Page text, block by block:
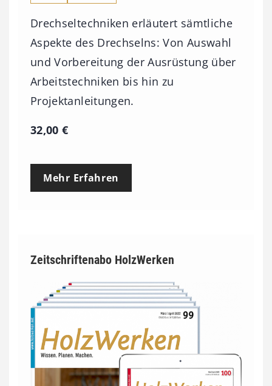
Drechseltechniken erläutert sämtliche
Aspekte des Drechselns: Von Auswahl
und Vorbereitung der Ausrüstung über
Arbeitstechniken bis hin zu
Projektanleitungen.
32,00€
Mehr Erfahren
Zeitschriftenabo HolzWerken